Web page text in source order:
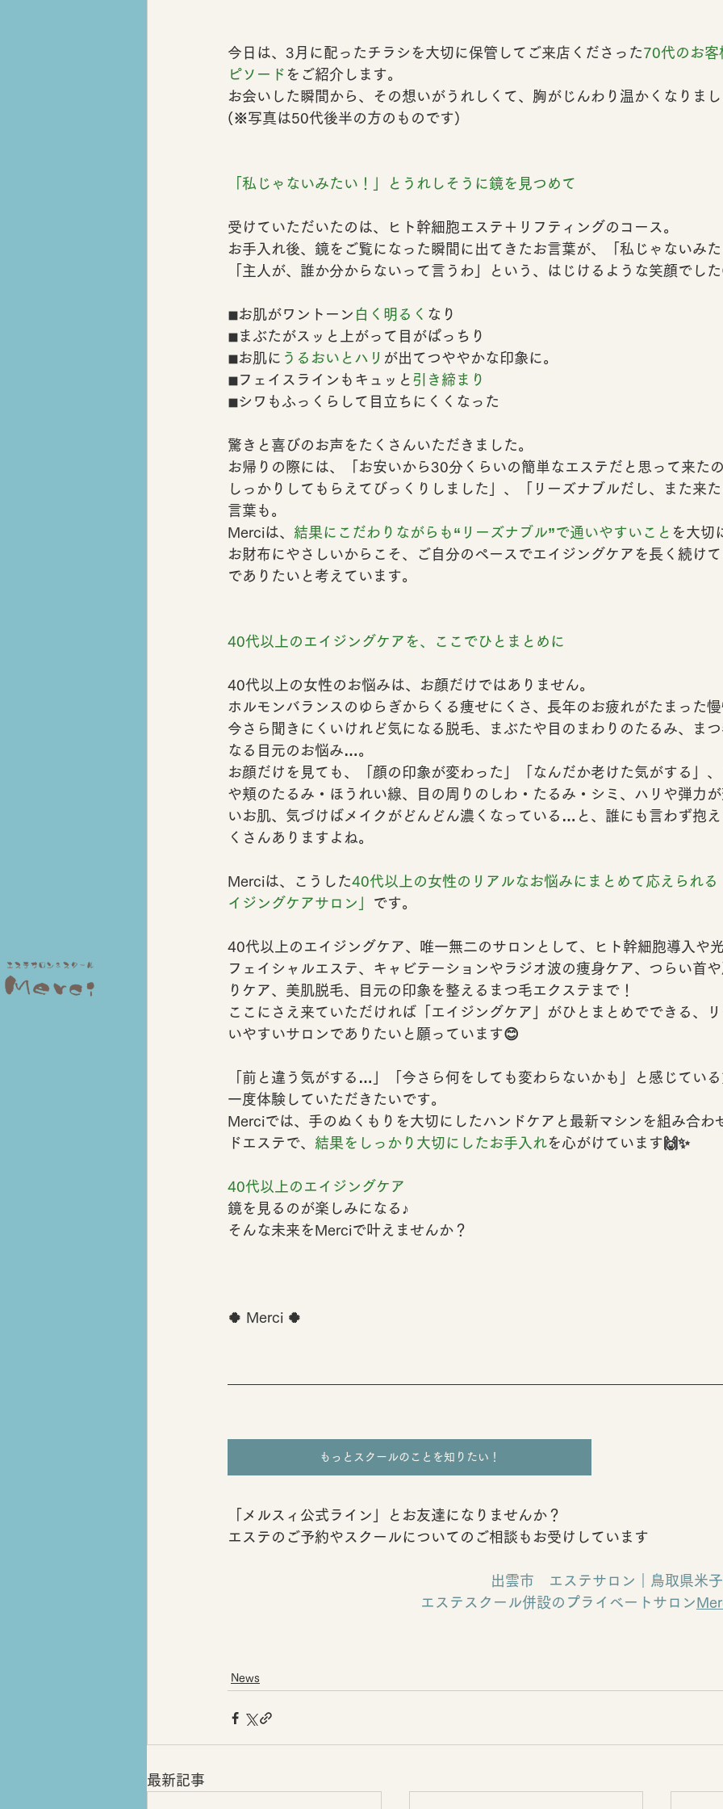
今日は、3月に配ったチラシを大切に保管してご来店くださった70代のお客
ピソード をご紹介します。
お会いした瞬間から、その想いがうれしくて、胸がじんわり温かくなりまし
(※写真は50代後半の方のものです)
「私じゃないみたい！」とうれしそうに鏡を見つめて
受けていただいたのは、 ヒト幹細胞エステ＋リフティング のコース。
お手入れ後、鏡をご覧になった瞬間に出てきたお言葉が、
「私じゃないみた
「主人が、誰か分からないって言うわ」
という、はじけるような笑顔でし
◾︎お肌がワントーン 白く明るく なり
◾︎まぶたがスッと上がって 目がぱっちり
◾︎お肌に うるおいとハリ が出てつややかな印象に。
◾︎フェイスラインもキュッと 引き締まり
◾︎シワもふっくらして目立ちにくくなった
驚きと喜びのお声をたくさんいただきました。
お帰りの際には、
「お安いから30分くらいの簡単なエステだと思って来た
しっかりしてもらえてびっくりしました」、「リーズナブルだし、また来た
言葉も。
Merciは、 結果にこだわりながらも“リーズナブル”で通いやすいこと を大切
お財布にやさしいからこそ、
ご自分のペースでエイジングケアを長く続け
でありたいと考えています。
40代以上のエイジングケアを、ここでひとまとめに
40代以上の女性のお悩みは、お顔だけではありません。
ホルモンバランスのゆらぎからくる 痩せにくさ 、長年のお疲れがたまった
今さら聞きにくいけれど気になる 脱毛、まぶたや目のまわりのたるみ、
ま
なる目元のお悩み…。
お顔だけを見ても、「 顔の印象が変わった
」「なんだか老けた気がする」
や頬の たるみ・ほうれい線、 目の周りのしわ・たるみ・シミ 、ハリや弾力
いお肌、気づけば メイクがどんどん濃く なっている…と、誰にも言わず抱
くさんありますよね。
Merciは、こうした40代以上の女性のリアルなお悩みにまとめて応えられる
イジングケアサロン」
です。
40代以上のエイジングケア、唯一無二のサロン として、ヒト幹細胞導入や
フェイシャルエステ、キャビテーションやラジオ波の痩身ケア、つらい首
りケア、 美肌脱毛、目元の印象を整える まつ毛エクステ まで！
ここにさえ来ていただければ「エイジングケア」がひとまとめでできる、
いやすいサロン でありたいと願っています😊
「前と違う気がする…」「今さら何をしても変わらないかも」と感じてい
一度体験していただきたいです。
Merciでは、 手のぬくもりを大切にしたハンドケア と 最新マシンを組み合わ
ドエステ で、 結果をしっかり大切にしたお手入れを心がけています🙌✨️
40代以上のエイジングケア
鏡を見るのが楽しみになる♪
そんな未来をMerciで叶えませんか？
🍀 Merci 🍀
もっとスクールのことを知りたい！
「メルスィ公式ライン」とお友達になりませんか？
エステのご予約やスクールについてのご相談もお受けしています
出雲市　エステサロン｜鳥取県米
エステスクール併設のプライベートサロン
News
最新記事